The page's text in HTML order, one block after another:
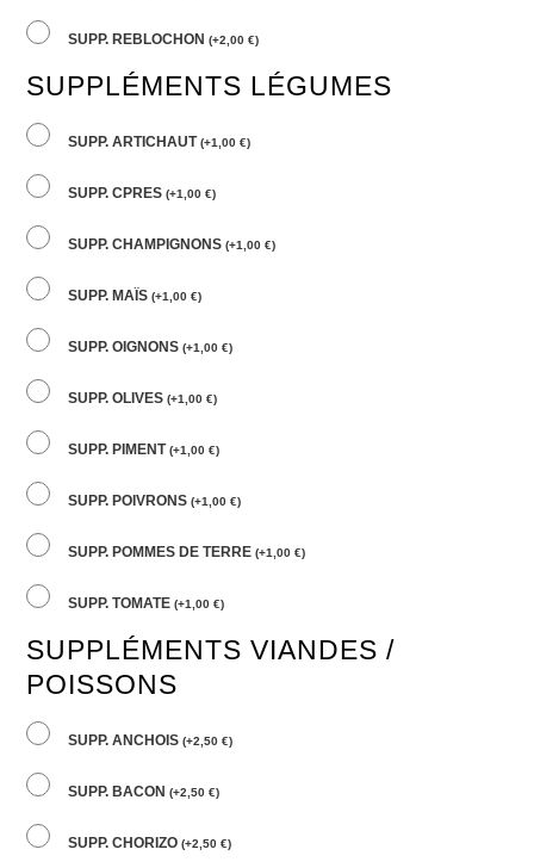
SUPP. REBLOCHON(+2,00€)
SUPPLÉMENTS LÉGUMES
SUPP. ARTICHAUT(+1,00€)
SUPP. CPRES(+1,00€)
SUPP. CHAMPIGNONS(+1,00€)
SUPP. MAÏS(+1,00€)
SUPP. OIGNONS(+1,00€)
SUPP. OLIVES(+1,00€)
SUPP. PIMENT(+1,00€)
SUPP. POIVRONS(+1,00€)
SUPP. POMMES DE TERRE(+1,00€)
SUPP. TOMATE(+1,00€)
SUPPLÉMENTS VIANDES /
POISSONS
SUPP. ANCHOIS(+2,50€)
SUPP. BACON(+2,50€)
SUPP. CHORIZO(+2,50€)